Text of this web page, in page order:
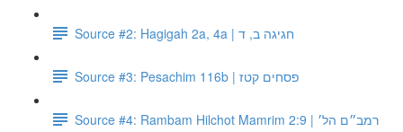
Source #2: Hagigah 2a, 4a | חגיגה ב, ד
Source #3: Pesachim 116b | פסחים קטז
Source #4: Rambam Hilchot Mamrim 2:9 | רמב״ם הל׳